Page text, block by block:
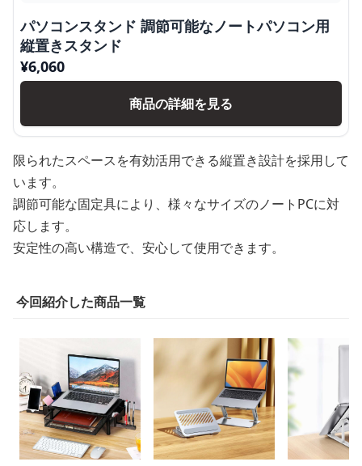
パソコンスタンド 調節可能なノートパソコン用
縦置きスタンド
¥6,060
商品の詳細を見る
限られたスペースを有効活用できる縦置き設計を採用して
います。
調節可能な固定具により、様々なサイズのノートPCに対
応します。
安定性の高い構造で、安心して使用できます。
今回紹介した商品一覧